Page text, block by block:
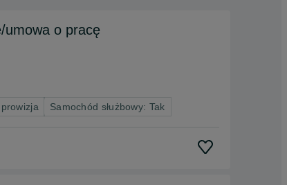
umowa o pracę
Samochód służbowy: Tak